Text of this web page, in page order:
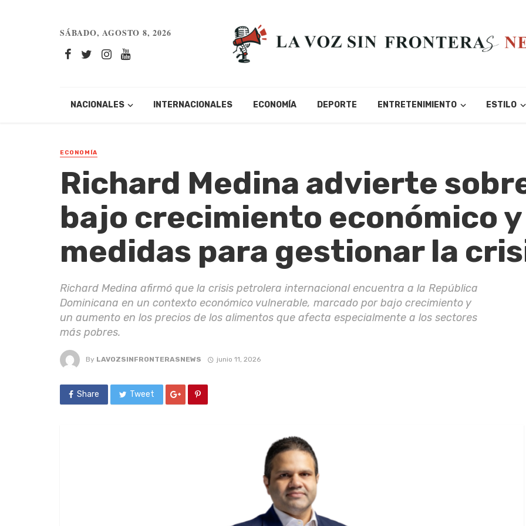
SÁBADO, AGOSTO 8, 2026
NACIONALES INTERNACIONALES ECONOMÍA DEPORTE ENTRETENIMIENTO ESTILO
ECONOMÍA
Richard Medina advierte
bajo crecimiento económico
medidas para gestionar la
Richard Medina afirmó que la crisis petrolera internacional encuentra a la República
Dominicana en un contexto económico vulnerable, marcado por bajo crecimiento y
un aumento en los precios de los alimentos que afecta especialmente a los sectores
más pobres.
By LAVOZSINFRONTERASNEWS junio 11, 2026
Share Tweet